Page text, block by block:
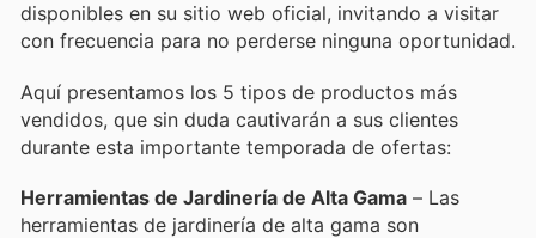
disponibles en su sitio web oficial, invitando a visitar
con frecuencia para no perderse ninguna oportunidad.
Aquí presentamos los 5 tipos de productos más
vendidos, que sin duda cautivarán a sus clientes
durante esta importante temporada de ofertas:
Herramientas de Jardinería de Alta Gama – Las
herramientas de jardinería de alta gama son